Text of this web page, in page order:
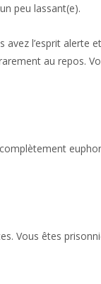
peu lassant(e).
l’esprit alerte
au repos.
Vous êtes